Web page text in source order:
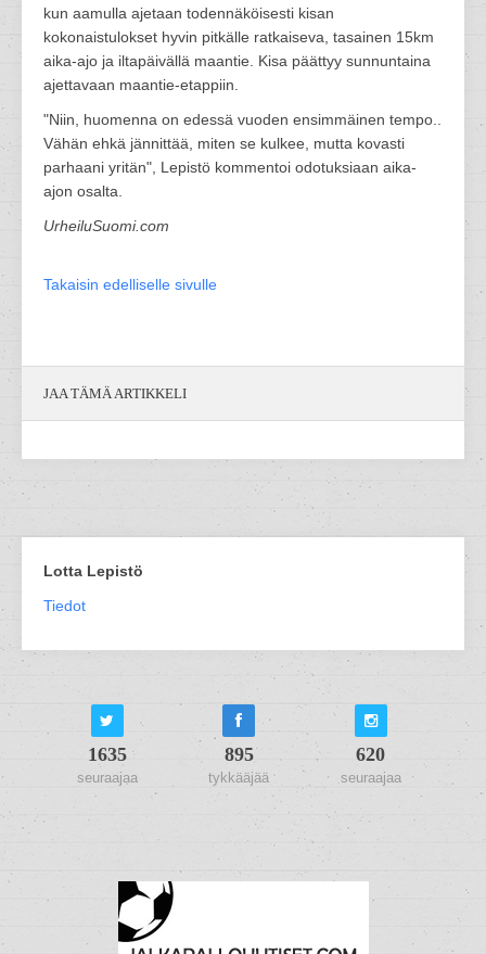
kun aamulla ajetaan todennäköisesti kisan
kokonaistulokset hyvin pitkälle ratkaiseva, tasainen 15km
aika-ajo ja iltapäivällä maantie. Kisa päättyy sunnuntaina
ajettavaan maantie-etappiin.
"Niin, huomenna on edessä vuoden ensimmäinen tempo..
Vähän ehkä jännittää, miten se kulkee, mutta kovasti
parhaani yritän", Lepistö kommentoi odotuksiaan aika-
ajon osalta.
UrheiluSuomi.com
Takaisin edelliselle sivulle
JAA TÄMÄ ARTIKKELI
Lotta Lepistö
Tiedot
1635
seuraajaa
895
tykkääjää
620
seuraajaa